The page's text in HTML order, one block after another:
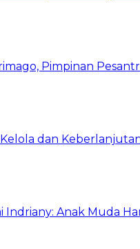
Pimpinan
dan
Anak Muda